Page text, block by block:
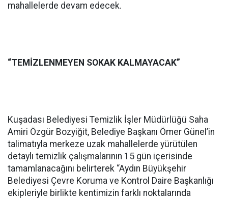
mahallelerde devam edecek.
“TEMİZLENMEYEN SOKAK KALMAYACAK”
Kuşadası Belediyesi Temizlik İşler Müdürlüğü Saha
Amiri Özgür Bozyiğit, Belediye Başkanı Ömer Günel’in
talimatıyla merkeze uzak mahallelerde yürütülen
detaylı temizlik çalışmalarının 15 gün içerisinde
tamamlanacağını belirterek “Aydın Büyükşehir
Belediyesi Çevre Koruma ve Kontrol Daire Başkanlığı
ekipleriyle birlikte kentimizin farklı noktalarında